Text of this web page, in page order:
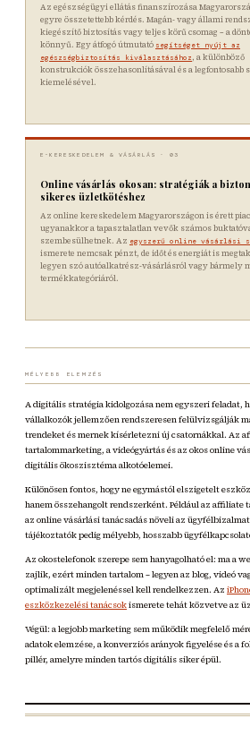
Az egészségügyi ellátás finanszírozása
egyre összetettebb kérdés. Magán- vagy állami
kiegészítő biztosítás vagy teljes körű csomag – a
könnyű. Egy átfogó útmutató segítséget nyújt az
egészségbiztosítás kiválasztásához , a különböző
konstrukciók összehasonlításával és a legfontosabb
kiemelésével.
E-KERESKEDELEM & VÁSÁRLÁS · 03
Online vásárlás okosan: stratégiák a
sikeres üzletkötéshez
Az online kereskedelem Magyarországon is érett
ugyanakkor a tapasztalatlan vevők számos
szembesülhetnek. Az egyszerű online vásárlási
ismerete nemcsak pénzt, de időt és energiát is
legyen szó autóalkatrész-vásárlásról vagy bármely
termékkategóriáról.
MÉLYEBB ELEMZÉS
A digitális stratégia kidolgozása nem egyszeri feladat,
vállalkozók jellemzően rendszeresen felülvizsgálják
trendeket és mernek kísérletezni új csatornákkal. Az
tartalommarketing, a videógyártás és az okos online
digitális ökoszisztéma alkotóelemei.
Különösen fontos, hogy ne egymástól elszigetelt
hanem összehangolt rendszerként. Például az
az online vásárlási tanácsadás növeli az
tájékoztatók pedig mélyebb, hosszabb
Az okostelefonok szerepe sem hanyagolható el: ma a
zajlik, ezért minden tartalom – legyen az blog, videó
optimalizált megjelenéssel kell rendelkezzen. Az
eszközkezelési tanácsokismerete tehát közvetve az
Végül: a legjobb marketing sem működik megfelelő
adatok elemzése, a konverziós arányok figyelése és a
pillér, amelyre minden tartós digitális siker épül.